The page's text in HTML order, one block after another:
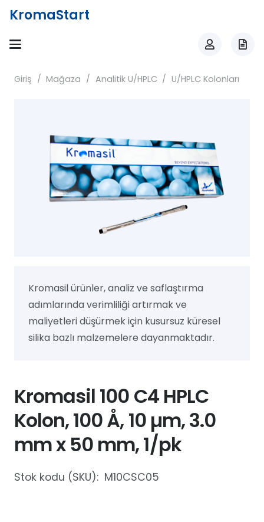
KromaStart
Giriş / Mağaza / Analitik U/HPLC / U/HPLC Kolonları
Kromasil ürünler, analiz ve saflaştırma
adımlarında verimliliği artırmak ve
maliyetleri düşürmek için kusursuz küresel
silika bazlı malzemelere dayanmaktadır.
Kromasil 100 C4 HPLC
Kolon, 100 Å, 10 µm, 3.0
mm x 50 mm, 1/pk
Stok kodu (SKU): M10CSC05